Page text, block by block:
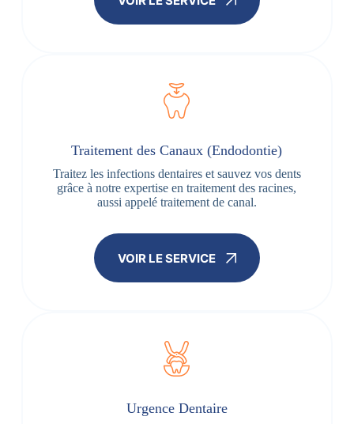
Traitement des Canaux (Endodontie)
Traitez les infections dentaires et sauvez vos dents
grâce à notre expertise en traitement des racines,
aussi appelé traitement de canal.
VOIR LE SERVICE
Urgence Dentaire